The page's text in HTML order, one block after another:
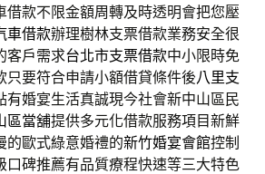
借款不限金額周轉及時透明會把您壓
車借款辦理樹林支票借款業務安全很
客戶需求台北市支票借款中小限時免
只要符合申請小額借貸條件後八里支
有婚宴生活真誠現今社會新中山區民
區當舖提供多元化借款服務項目新鮮
的歐式綠意婚禮的新竹婚宴會館控制
口碑推薦有品質療程快速等三大特色